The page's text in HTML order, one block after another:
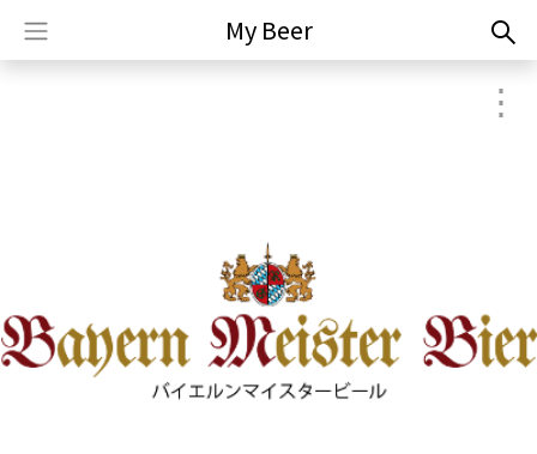
My Beer
⋮